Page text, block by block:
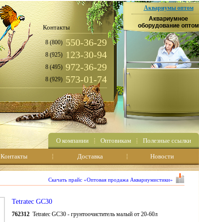
Контакты
8 (800) 550-36-29
8 (925) 123-30-94
8 (495) 972-36-29
8 (929) 573-01-74
Аквариумы оптом
Аквариумное
оборудование оптом
О компании Оптовикам Полезные ссылки
Контакты Доставка Новости
Скачать прайс «Оптовая продажа Аквариумистики»
Tetratec GC30
762312 Tetratec GC30 - грунтоочиститель малый от 20-60л